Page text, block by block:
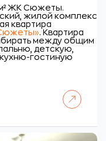
м² ЖК Сюжеты.
жилой комплекс
квартира
. Квартира
между общим
детскую,
гостиную